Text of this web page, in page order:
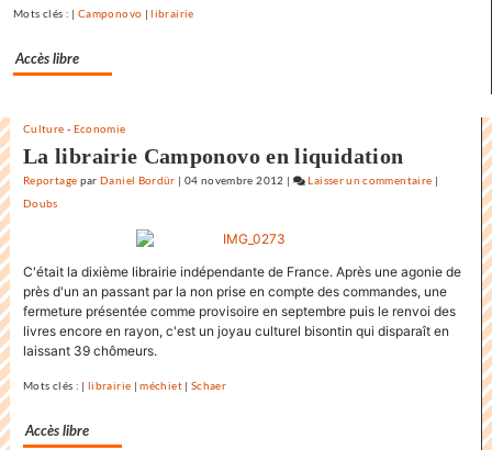
Mots clés : |Camponovo librairie
Accès libre
Culture - Economie
La librairie Camponovo en liquidation
Reportage par Daniel Bordür 04 novembre 2012 Laisser un commentaire
Lons
réceptifs
à
campagne
Doubs
C'était la dixième librairie indépendante de France. Après une agonie de
près d'un an passant par la non prise en compte des commandes, une
fermeture présentée comme provisoire en septembre puis le renvoi des
livres encore en rayon, c'est un joyau culturel bisontin qui disparaît en
laissant 39 chômeurs.
Mots clés : |librairie |méchiet|Schaer
Accès libre